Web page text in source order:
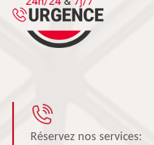
Réservez nos services: